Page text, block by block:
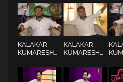
PART 1 |
RAMDHENUTV
KALAKAR
KUMARESH
RAMDHENUTV
KALAKAR
KUMARESH
RAMDHENUTV